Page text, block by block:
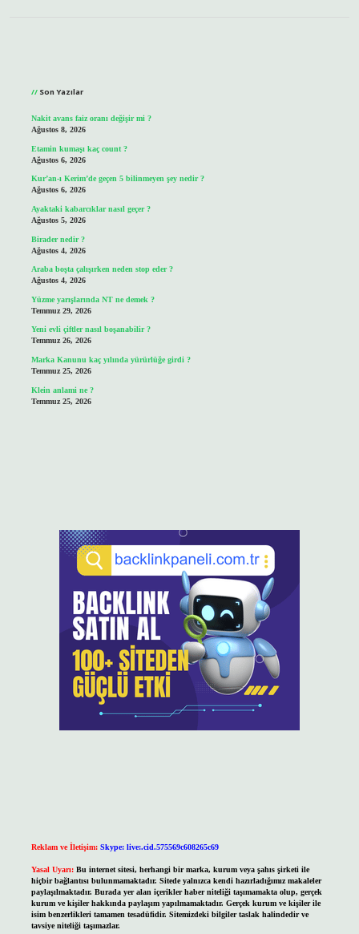
Son Yazılar
Nakit avans faiz oranı değişir mi ?
Ağustos 8, 2026
Etamin kumaşı kaç count ?
Ağustos 6, 2026
Kur’an-ı Kerim’de geçen 5 bilinmeyen şey nedir ?
Ağustos 6, 2026
Ayaktaki kabarcıklar nasıl geçer ?
Ağustos 5, 2026
Birader nedir ?
Ağustos 4, 2026
Araba boşta çalışırken neden stop eder ?
Ağustos 4, 2026
Yüzme yarışlarında NT ne demek ?
Temmuz 29, 2026
Yeni evli çiftler nasıl boşanabilir ?
Temmuz 26, 2026
Marka Kanunu kaç yılında yürürlüğe girdi ?
Temmuz 25, 2026
Klein anlami ne ?
Temmuz 25, 2026
Reklam ve İletişim: Skype: live:.cid.575569c608265c69
Yasal Uyarı: Bu internet sitesi, herhangi bir marka, kurum veya şahıs şirketi ile
hiçbir bağlantısı bulunmamaktadır. Sitede yalnızca kendi hazırladığımız makaleler
paylaşılmaktadır. Burada yer alan içerikler haber niteliği taşımamakta olup, gerçek
kurum ve kişiler hakkında paylaşım yapılmamaktadır. Gerçek kurum ve kişiler ile
isim benzerlikleri tamamen tesadüfidir. Sitemizdeki bilgiler taslak halindedir ve
tavsiye niteliği taşımazlar.